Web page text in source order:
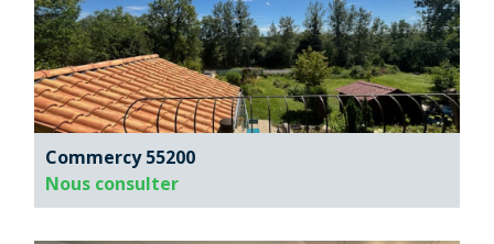
Commercy 55200
Nous consulter